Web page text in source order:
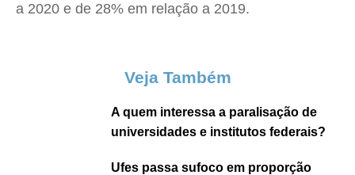
a 2020 e de 28% em relação a 2019.
Veja Também
A quem interessa a paralisação de
universidades e institutos federais?
Ufes passa sufoco em proporção